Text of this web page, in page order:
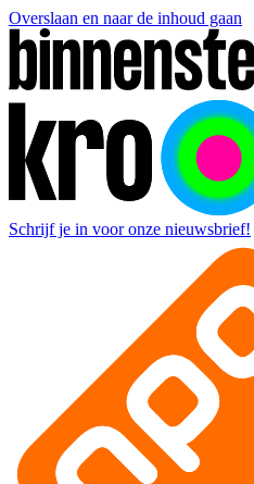
Overslaan en naar de inhoud gaan
Schrijf je in voor onze nieuwsbrief!